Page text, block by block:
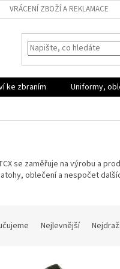
VRÁCENÍ ZBOŽÍ A REKLAMACE
ke zbraním Uniformy,
se zaměřuje na výrobu a
oblečení a nespočet
Nejlevnější